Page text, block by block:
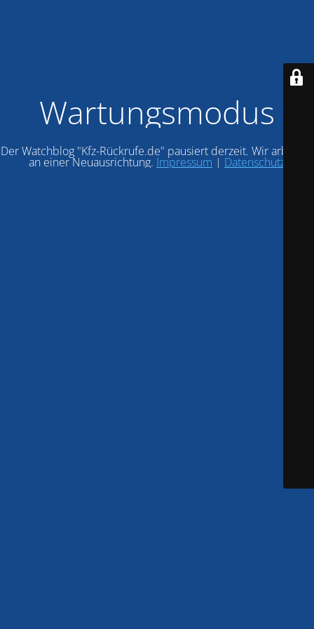
Wartungsmodus
Der Watchblog "Kfz-Rückrufe.de" pausiert derzeit. Wir arbeiten
an einer Neuausrichtung. Impressum | Datenschutz